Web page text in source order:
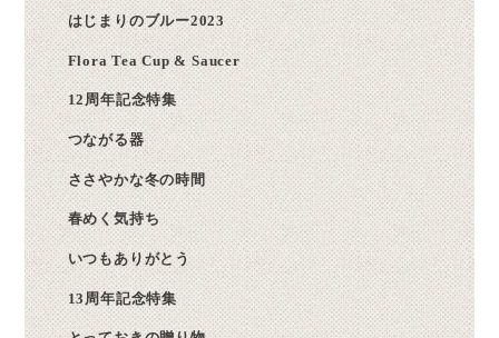
はじまりのブルー2023
Flora Tea Cup & Saucer
12周年記念特集
つながる器
ささやかな冬の時間
春めく気持ち
いつもありがとう
13周年記念特集